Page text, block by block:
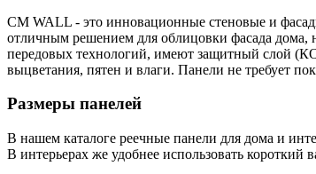
CM WALL - это инновационные стеновые и
отличным решением для облицовки фасада дома,
передовых технологий, имеют защитный слой
выцветания, пятен и влаги. Панели не требует
Размеры панелей
В нашем каталоге реечные панели для дома и
В интерьерах же удобнее использовать короткий